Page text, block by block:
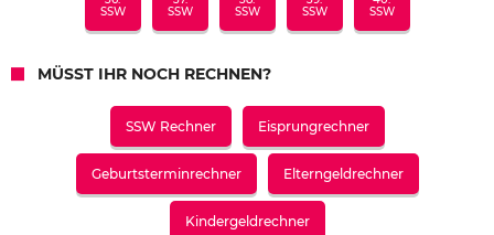
SSW
SSW
SSW
SSW
SSW
MÜSST IHR NOCH RECHNEN?
SSW Rechner Eisprungrechner
Geburtsterminrechner Elterngeldrechner
Kindergeldrechner